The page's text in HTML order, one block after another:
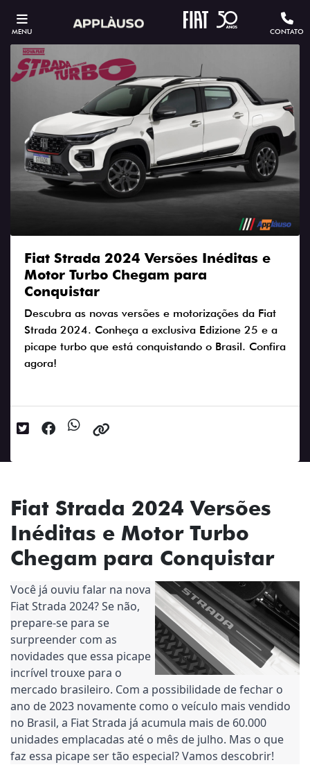
MENU CONTATO
Fiat Strada 2024 Versões Inéditas e
Motor Turbo Chegam para
Conquistar
Descubra as novas versões e motorizações da Fiat
Strada 2024. Conheça a exclusiva Edizione 25 e a
picape turbo que está conquistando o Brasil. Confira
agora!
Fiat Strada 2024 Versões
Inéditas e Motor Turbo
Chegam para Conquistar
Você já ouviu falar na nova
Fiat Strada 2024? Se não,
prepare-se para se
surpreender com as
novidades que essa picape
incrível trouxe para o
mercado brasileiro. Com a possibilidade de fechar o
ano de 2023 novamente como o veículo mais vendido
no Brasil, a Fiat Strada já acumula mais de 60.000
unidades emplacadas até o mês de julho. Mas o que
faz essa picape ser tão especial? Vamos descobrir!